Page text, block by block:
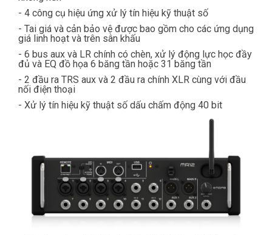
- 4 công cụ hiệu ứng xử lý tín hiệu kỹ thuật số
- Tai giá và cản bảo vệ được bao gồm cho các ứng dụng
giá linh hoạt và trên sân khấu
- 6 bus aux và LR chính có chèn, xử lý động lực học đầy
đủ và EQ đồ họa 6 băng tần hoặc 31 băng tần
- 2 đầu ra TRS aux và 2 đầu ra chính XLR cùng với đầu
nối điện thoại
- Xử lý tín hiệu kỹ thuật số dấu chấm động 40 bit